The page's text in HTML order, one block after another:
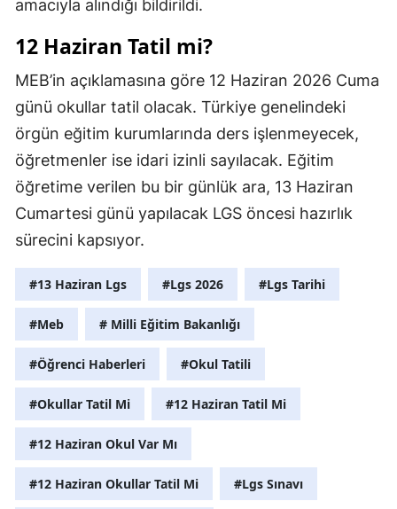
amacıyla alındığı bildirildi.
12 Haziran Tatil mi?
MEB’in açıklamasına göre 12 Haziran 2026 Cuma
günü okullar tatil olacak. Türkiye genelindeki
örgün eğitim kurumlarında ders işlenmeyecek,
öğretmenler ise idari izinli sayılacak. Eğitim
öğretime verilen bu bir günlük ara, 13 Haziran
Cumartesi günü yapılacak LGS öncesi hazırlık
sürecini kapsıyor.
#13 Haziran Lgs #Lgs 2026 #Lgs Tarihi
#Meb # Milli Eğitim Bakanlığı
#Öğrenci Haberleri #Okul Tatili
#Okullar Tatil Mi #12 Haziran Tatil Mi
#12 Haziran Okul Var Mı
#12 Haziran Okullar Tatil Mi #Lgs Sınavı